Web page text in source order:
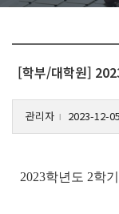
[학부/대학원]
관리자 l 2023-12-05
2023학년도 2학